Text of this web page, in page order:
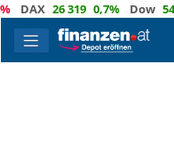
26 319 0,7% Dow 54 037